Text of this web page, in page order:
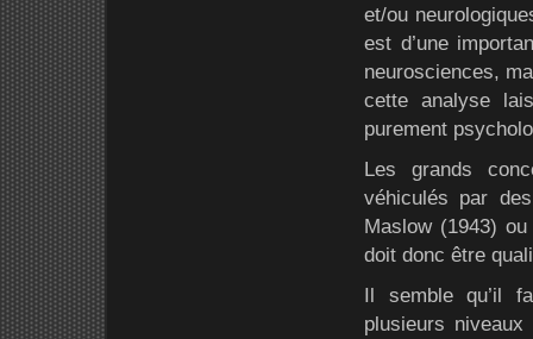
et/ou
est d’une
neurosciences,
cette analyse
purement
Les grands
véhiculés par
Maslow (1943)
doit donc être
Il semble qu’il
plusieurs niveaux